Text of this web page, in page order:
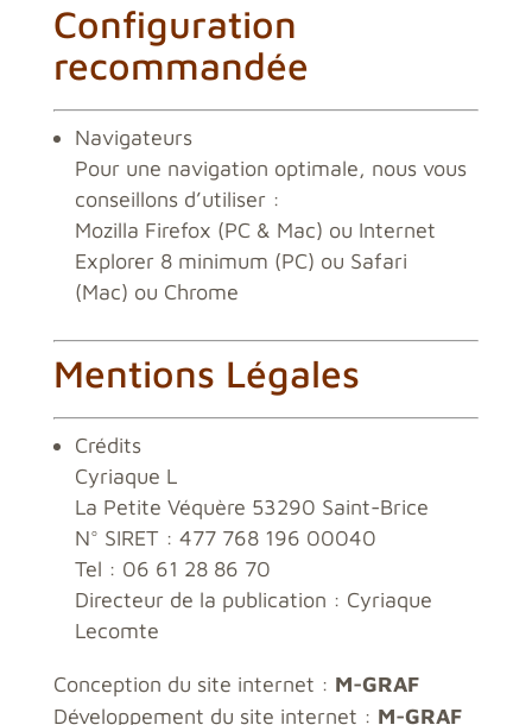
Configuration
recommandée
Navigateurs
Pour une navigation optimale, nous vous
conseillons d’utiliser :
Mozilla Firefox (PC & Mac) ou Internet
Explorer 8 minimum (PC) ou Safari
(Mac) ou Chrome
Mentions Légales
Crédits
Cyriaque L
La Petite Véquère 53290 Saint-Brice
N° SIRET : 477 768 196 00040
Tel : 06 61 28 86 70
Directeur de la publication : Cyriaque
Lecomte
Conception du site internet : M-GRAF
Développement du site internet : M-GRAF